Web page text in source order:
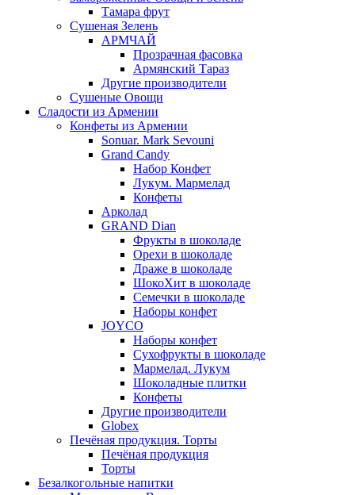
Тамара фрут
Сушеная Зелень
АРМЧАЙ
Прозрачная фасовка
Армянский Тараз
Другие производители
Сушеные Овощи
Сладости из Армении
Конфеты из Армении
Sonuar. Mark Sevouni
Grand Candy
Набор Конфет
Лукум. Мармелад
Конфеты
Арколад
GRAND Dian
Фрукты в шоколаде
Орехи в шоколаде
Драже в шоколаде
ШокоХит в шоколаде
Семечки в шоколаде
Наборы конфет
JOYCO
Наборы конфет
Сухофрукты в шоколаде
Мармелад. Лукум
Шоколадные плитки
Конфеты
Другие производители
Globex
Печёная продукция. Торты
Печёная продукция
Торты
Безалкогольные напитки